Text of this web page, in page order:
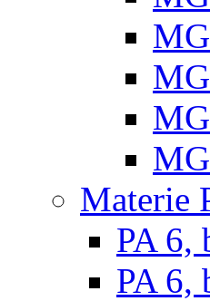
Materie
PA 6,
PA 6,